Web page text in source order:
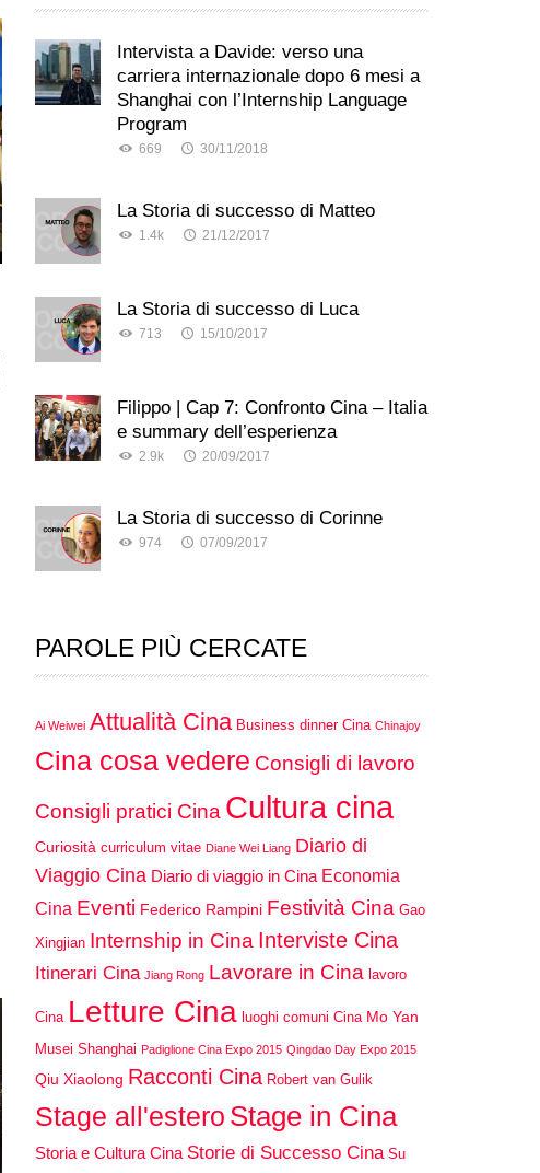
Intervista a Davide: verso una
carriera internazionale dopo 6 mesi a
Shanghai con l’Internship Language
Program
669 30/11/2018
La Storia di successo di Matteo
1.4k 21/12/2017
La Storia di successo di Luca
713 15/10/2017
Filippo | Cap 7: Confronto Cina – Italia
e summary dell’esperienza
2.9k 20/09/2017
La Storia di successo di Corinne
974 07/09/2017
PAROLE PIÙ CERCATE
Ai Weiwei Attualità Cina Business dinner Cina Chinajoy
Cina cosa vedere Consigli di lavoro
Consigli pratici Cina Cultura cina
Curiosità curriculum vitae Diane Wei Liang Diario di
Viaggio Cina Diario di viaggio in Cina Economia
Cina Eventi Federico Rampini Festività Cina Gao
Xingjian Internship in Cina Interviste Cina
Itinerari Cina Jiang Rong Lavorare in Cina lavoro
Cina Letture Cina luoghi comuni Cina Mo Yan
Musei Shanghai Padiglione Cina Expo 2015 Qingdao Day Expo 2015
Qiu Xiaolong Racconti Cina Robert van Gulik
Stage all'estero Stage in Cina
Storia e Cultura Cina Storie di Successo Cina Su